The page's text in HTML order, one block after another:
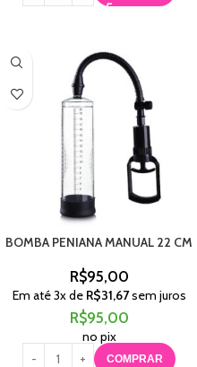
BOMBA PENIANA MANUAL 22 CM
R$95,00
Em até3x de R$31,67sem juros
R$95,00
no pix
COMPRAR